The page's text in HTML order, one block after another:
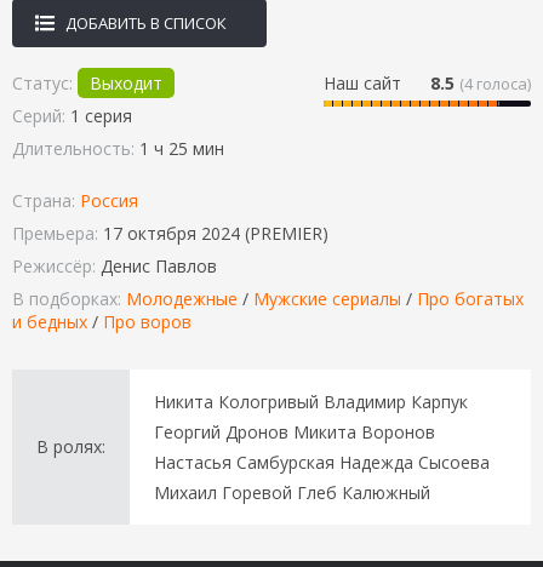
ДОБАВИТЬ В СПИСОК
Наш сайт 8.5 (4голоса)
Статус:
Выходит
Серий: 1 серия
Длительность: 1 ч 25 мин
Страна: Россия
Премьера: 17 октября 2024 (PREMIER)
Режиссёр: Денис Павлов
В подборках: Молодежные / Мужские сериалы / Про богатых
и бедных / Про воров
В ролях:
Никита Кологривый Владимир Карпук
Георгий Дронов Микита Воронов
Настасья Самбурская Надежда Сысоева
Михаил Горевой Глеб Калюжный